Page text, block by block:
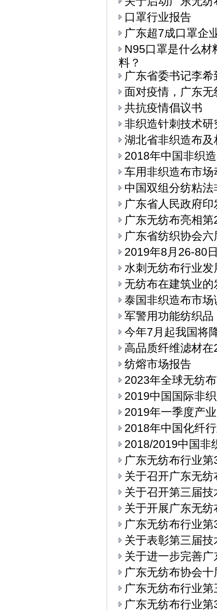
口罩行业报告
广东超7成口罩企
N95口罩是什么材
料？
广东省委书记李
面对疫情，广东
共抗疫情倡议书
非织造针刺技术
湖北省非织造布
2018年中国非织
车用非织造布市场
中国双组分纺粘
广东省人民政府
广东无纺布亮相
广东省纺织协会
2019年8月26-80
水刺无纺布行业
无纺布在建筑业的
泰国非织造布市场
军警用功能纺织品
今年7月起我国将
高品质纤维滤材
纺熔市场报告
2023年全球无纺
2019中国国际非
2019年一季度产
2018年中国化纤
2018/2019中国非
广东无纺布行业
关于召开广东无
关于召开第三届
关于开展广东无
广东无纺布行业
关于表彰第三届
关于进一步完善
广东无纺布协会
广东无纺布行业
广东无纺布行业